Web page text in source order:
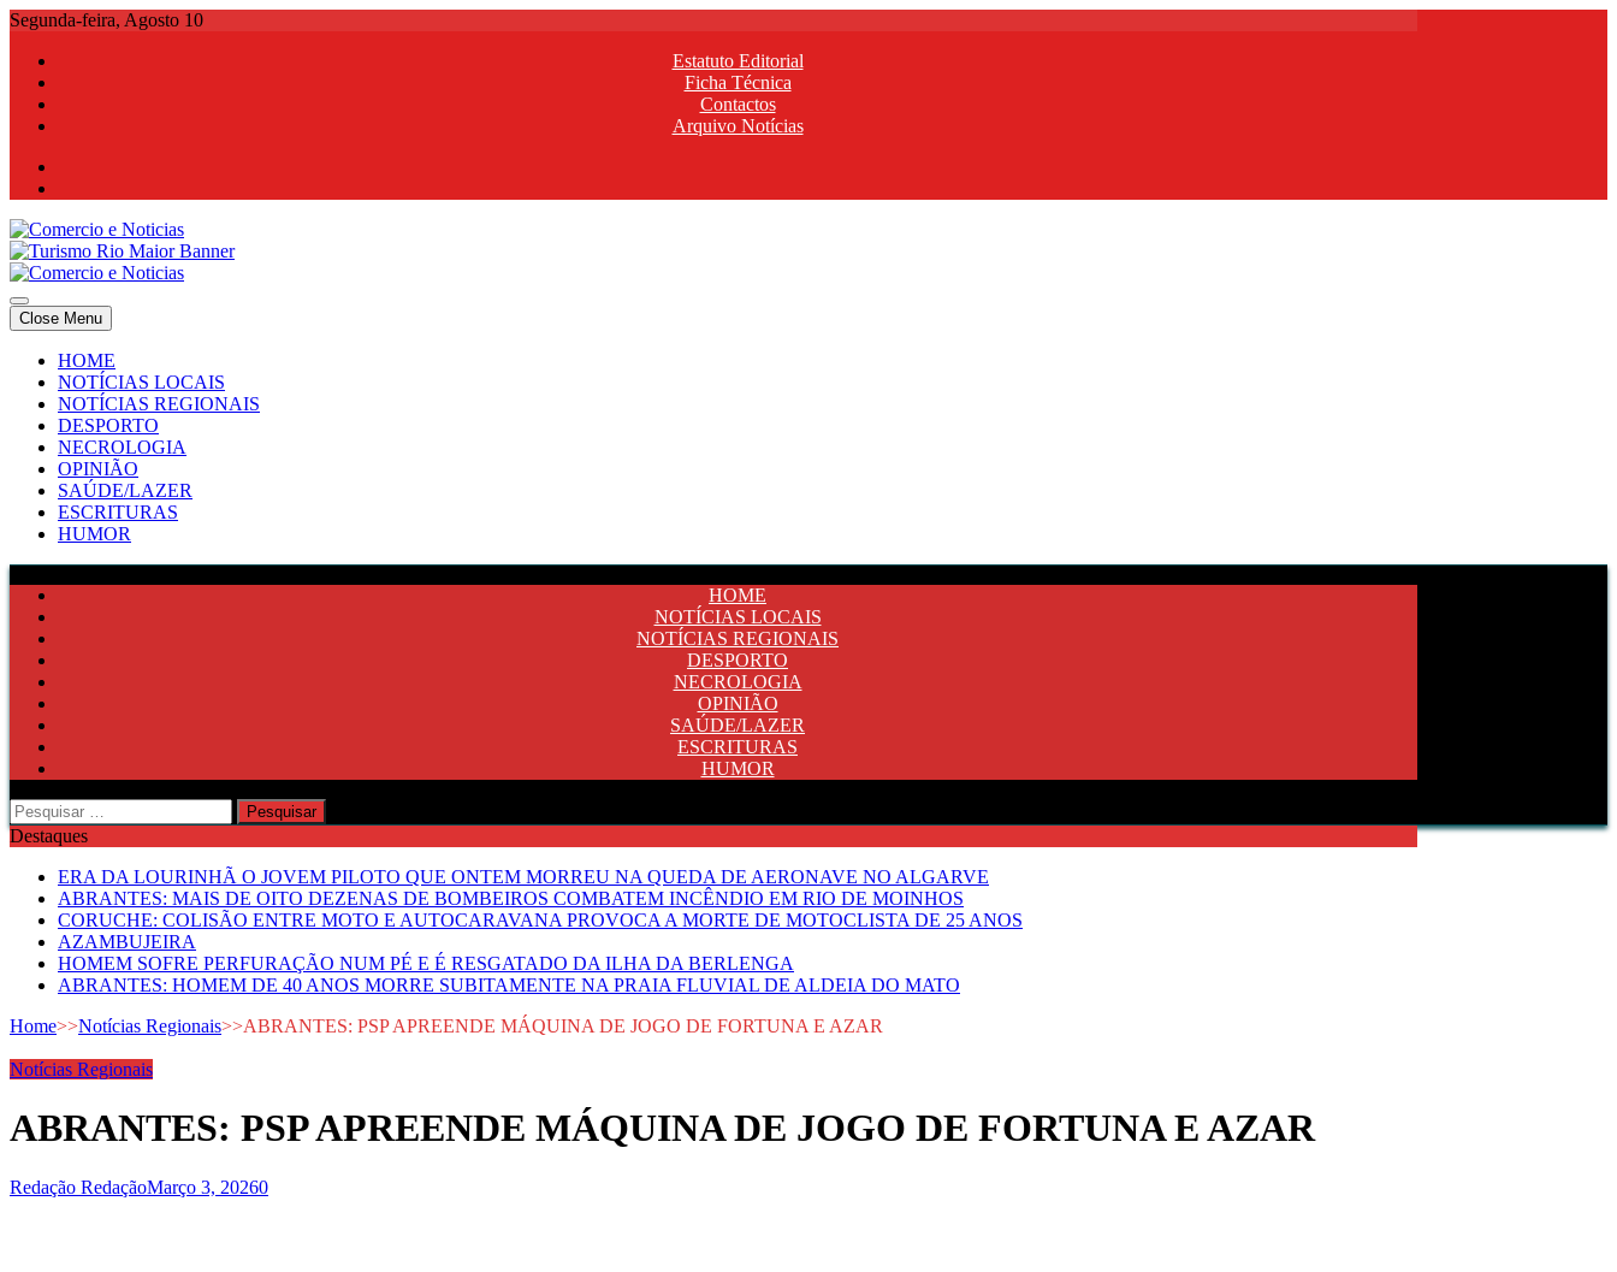
Skip
content
Segunda-feira, Agosto 10
Estatuto Editorial
Ficha Técnica
Contactos
Arquivo Notícias
Comercio e Noticias
Notícias e Publicidade Online
Comercio e Noticias
Notícias e Publicidade Online
Close Menu
HOME
NOTÍCIAS LOCAIS
NOTÍCIAS REGIONAIS
DESPORTO
NECROLOGIA
OPINIÃO
SAÚDE/LAZER
ESCRITURAS
HUMOR
HOME
NOTÍCIAS LOCAIS
NOTÍCIAS REGIONAIS
DESPORTO
NECROLOGIA
OPINIÃO
SAÚDE/LAZER
ESCRITURAS
HUMOR
Pesquisar
por:
Destaques
ERA DA LOURINHÃ O JOVEM PILOTO QUE ONTEM MORREU NA QUEDA DE AERONAVE NO ALGARVE
ABRANTES: MAIS DE OITO DEZENAS DE BOMBEIROS COMBATEM INCÊNDIO EM RIO DE MOINHOS
CORUCHE: COLISÃO ENTRE MOTO E AUTOCARAVANA PROVOCA A MORTE DE MOTOCLISTA DE 25 ANOS
AZAMBUJEIRA
HOMEM SOFRE PERFURAÇÃO NUM PÉ E É RESGATADO DA ILHA DA BERLENGA
ABRANTES: HOMEM DE 40 ANOS MORRE SUBITAMENTE NA PRAIA FLUVIAL DE ALDEIA DO MATO
Home>>Notícias Regionais>>ABRANTES: PSP APREENDE MÁQUINA DE JOGO DE FORTUNA E AZAR
Notícias Regionais
ABRANTES: PSP APREENDE MÁQUINA DE JOGO DE FORTUNA E AZAR
Redação RedaçãoMarço 3, 20260